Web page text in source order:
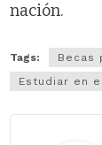
nación.
Tags: Becas
Estudiar en